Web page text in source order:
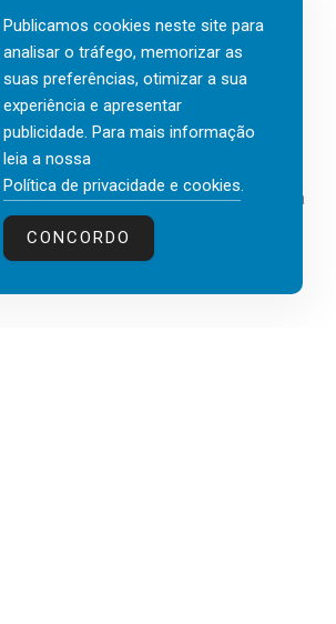
dias em que a casa fica mais
Global Outlook 2026
global em serviços de
e inteligência artificial (IA), acaba
recente...
Publicamos cookies neste site para
analisar o tráfego, memorizar as
suas preferências, otimizar a sua
experiência e apresentar
publicidade. Para mais informação
leia a nossa
Política de privacidade e cookies.
CONCORDO